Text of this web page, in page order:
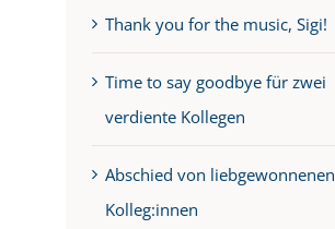
Thank you for the music, Sigi!
Time to say goodbye für zwei
verdiente Kollegen
Abschied von liebgewonnenen
Kolleg:innen